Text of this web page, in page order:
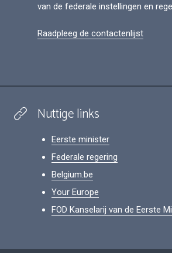
van de federale instellingen en
Raadpleeg de contactenlijst
Nuttige links
Eerste minister
Federale regering
Belgium.be
Your Europe
FOD Kanselarij van de Eerste